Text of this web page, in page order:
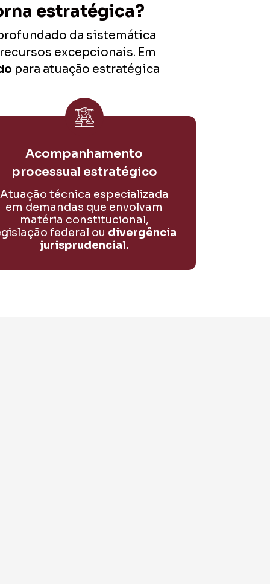
estratégica?
da sistemática
excepcionais. Em
para atuação estratégica
Acompanhamento
processual estratégico
Atuação técnica especializada
em demandas que envolvam
matéria constitucional,
federal ou divergência
jurisprudencial.